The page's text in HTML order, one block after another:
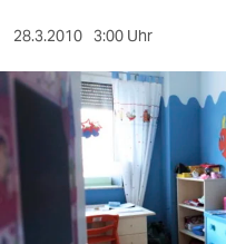
kultur
sport
berlin
nord
wahrheit
28.3.2010 3:00 Uhr